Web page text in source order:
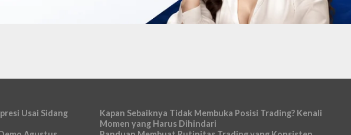
Usai Sidang
Kapan Sebaiknya Tidak Membuka Posisi Trading? Kenali
Momen yang Harus Dihindari